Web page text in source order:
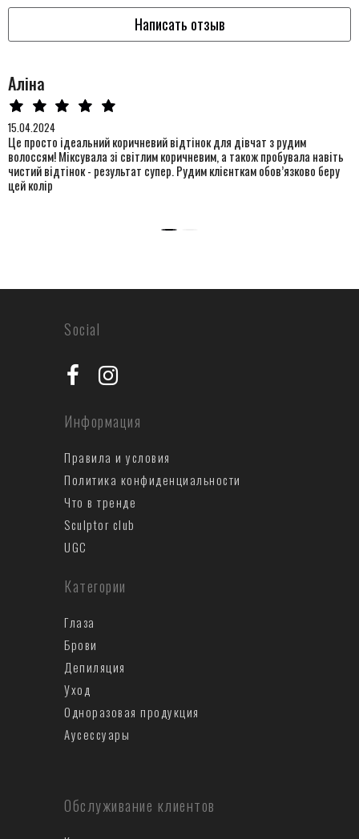
Написать отзыв
Аліна
15.04.2024
Це просто ідеальний коричневий відтінок для дівчат з рудим
волоссям! Міксувала зі світлим коричневим, а також пробувала навіть
чистий відтінок - результат супер. Рудим клієнткам обов’язково беру
цей колір
Категории
Глаза
Брови
Депиляция
Уход
Одноразовая продукция
Аусеccуары
Обслуживание клиентов
Информация
Правила и условия
Политика конфиденциальности
Что в тренде
Sculptor club
UGC
Social